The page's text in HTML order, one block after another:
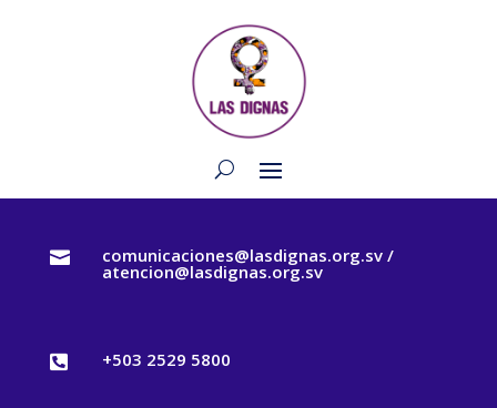
 comunicaciones@lasdignas.org.sv /
atencion@lasdignas.org.sv
 +503 2529 5800